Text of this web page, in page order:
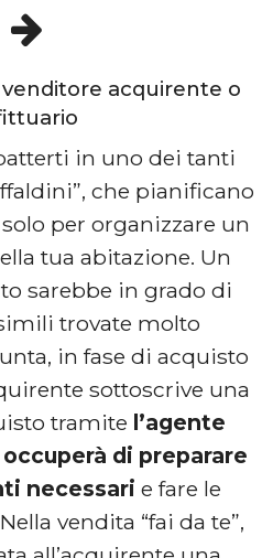
acquirente o
in uno dei tanti
che pianificano
per organizzare un
tua abitazione. Un
sarebbe in grado di
trovate molto
in fase di acquisto
sottoscrive una
tramite l’agente
di preparare
necessari e fare le
vendita “fai da te”,